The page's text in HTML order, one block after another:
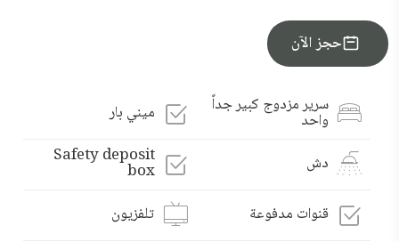
احجز الآن
سرير مزدوج كبير جداً
واحد
ميني بار
دش
Safety deposit
box
قنوات مدفوعة
تلفزيون